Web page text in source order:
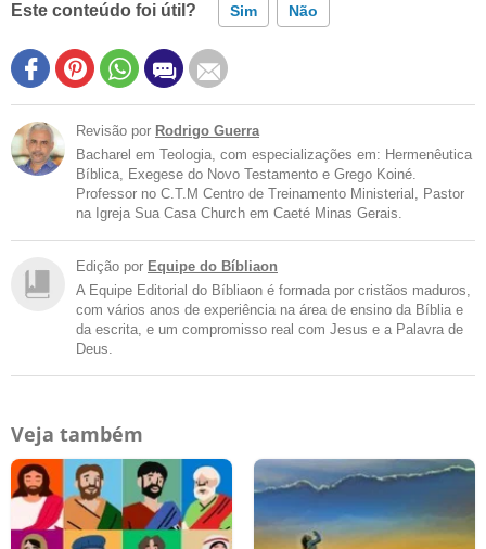
Este conteúdo foi útil? Sim Não
Revisão por Rodrigo Guerra
Bacharel em Teologia, com especializações em: Hermenêutica
Bíblica, Exegese do Novo Testamento e Grego Koiné.
Professor no C.T.M Centro de Treinamento Ministerial, Pastor
na Igreja Sua Casa Church em Caeté Minas Gerais.
Edição por Equipe do Bíbliaon
A Equipe Editorial do Bíbliaon é formada por cristãos maduros,
com vários anos de experiência na área de ensino da Bíblia e
da escrita, e um compromisso real com Jesus e a Palavra de
Deus.
Veja também